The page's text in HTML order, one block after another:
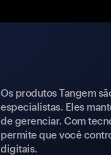
Os produtos Tangem
especialistas. Eles
de gerenciar. Com
permite que você
digitais.